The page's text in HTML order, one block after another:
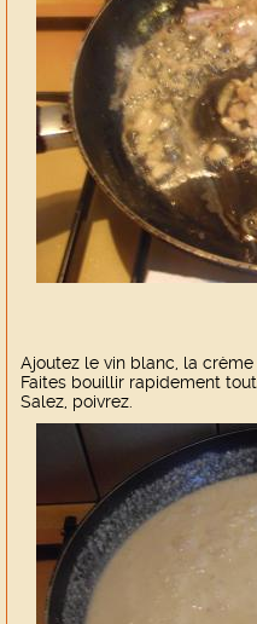
Ajoutez le vin blanc, la crème
Faites bouillir rapidement
Salez, poivrez.